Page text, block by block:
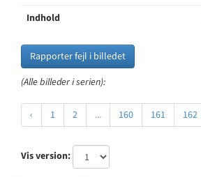
Indhold
Rapporter fejl i billedet
(Alle billeder i serien):
‹ 1 2 ... 160 161 162
Vis version: